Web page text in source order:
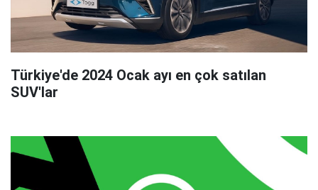
Türkiye'de 2024 Ocak ayı en çok satılan
SUV'lar